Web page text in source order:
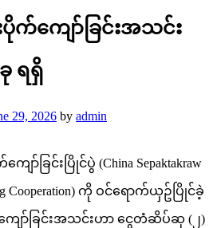
ပိုက်ကျော်ခြင်းအသင်း
ရရှိ
29, 2026 by admin
ခြင်းပြိုင်ပွဲ (China Sepaktakraw
Cooperation) ကို ဝင်ရောက်ယှဥ်ပြိုင်ခဲ့
ျော်ခြင်းအသင်းဟာ ငွေတံဆိပ်ဆု (၂)